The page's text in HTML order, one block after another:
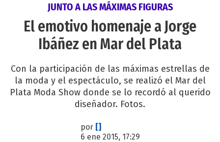
JUNTO A LAS MÁXIMAS FIGURAS
El emotivo homenaje a Jorge
Ibáñez en Mar del Plata
Con la participación de las máximas estrellas de
la moda y el espectáculo, se realizó el Mar del
Plata Moda Show donde se lo recordó al querido
diseñador. Fotos.
por []
6 ene 2015, 17:29